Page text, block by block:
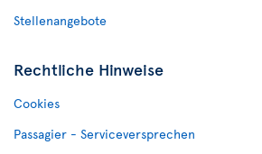
Stellenangebote
Rechtliche Hinweise
Cookies
Passagier - Serviceversprechen